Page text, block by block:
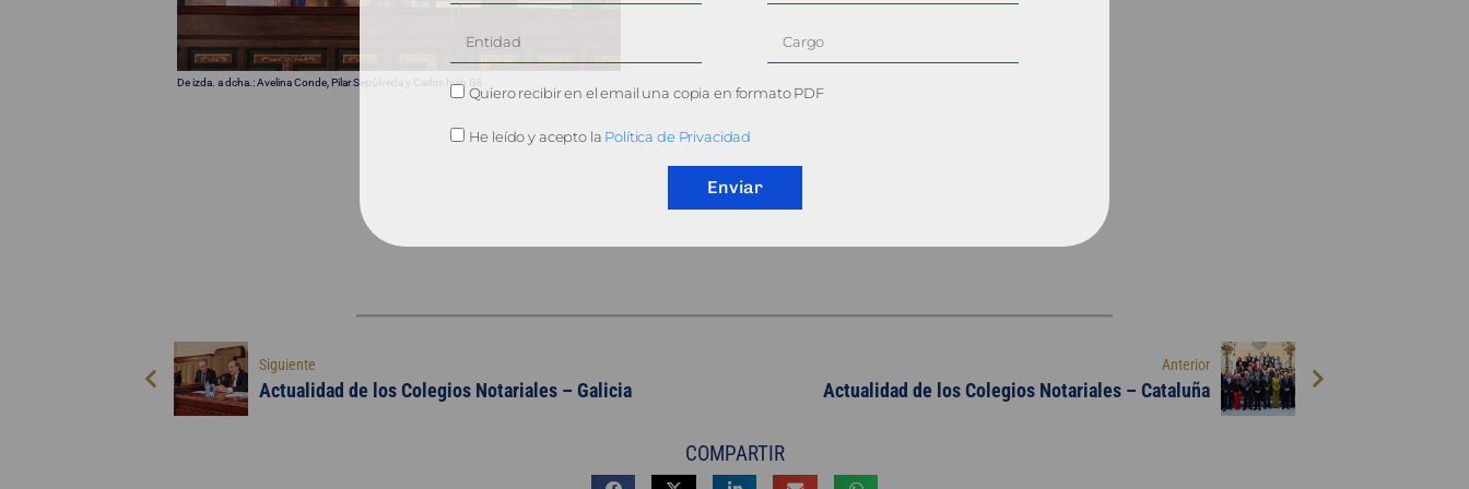
De izda. a dcha.: Avelina Conde, Pilar Sepúlveda y Carlos Iván Gil.
Siguiente
Actualidad de los Colegios Notariales – Galicia
Anterior
Actualidad de los Colegios Notariales – Cataluña
COMPARTIR
Quiero recibir en el email una copia en formato PDF
He leído y acepto la Política de Privacidad
Enviar